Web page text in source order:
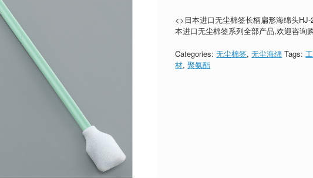
<>日本进口无尘棉签长柄扁形海绵头
本进口无尘棉签系列全部产品,欢迎咨询购
Categories:无尘棉签,无尘海绵 Tags:
材,聚氨酯